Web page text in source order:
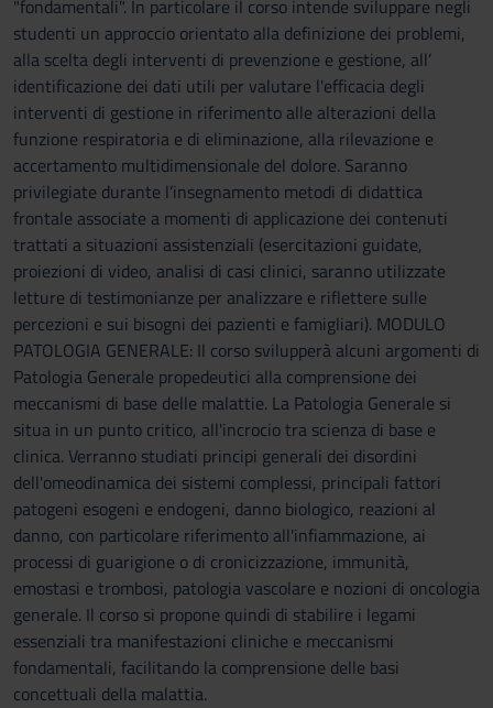
"fondamentali". In particolare il corso intende sviluppare negli
studenti un approccio orientato alla definizione dei problemi,
alla scelta degli interventi di prevenzione e gestione, all’
identificazione dei dati utili per valutare l'efficacia degli
interventi di gestione in riferimento alle alterazioni della
funzione respiratoria e di eliminazione, alla rilevazione e
accertamento multidimensionale del dolore. Saranno
privilegiate durante l’insegnamento metodi di didattica
frontale associate a momenti di applicazione dei contenuti
trattati a situazioni assistenziali (esercitazioni guidate,
proiezioni di video, analisi di casi clinici, saranno utilizzate
letture di testimonianze per analizzare e riflettere sulle
percezioni e sui bisogni dei pazienti e famigliari). MODULO
PATOLOGIA GENERALE: Il corso svilupperà alcuni argomenti di
Patologia Generale propedeutici alla comprensione dei
meccanismi di base delle malattie. La Patologia Generale si
situa in un punto critico, all'incrocio tra scienza di base e
clinica. Verranno studiati principi generali dei disordini
dell'omeodinamica dei sistemi complessi, principali fattori
patogeni esogeni e endogeni, danno biologico, reazioni al
danno, con particolare riferimento all'infiammazione, ai
processi di guarigione o di cronicizzazione, immunità,
emostasi e trombosi, patologia vascolare e nozioni di oncologia
generale. Il corso si propone quindi di stabilire i legami
essenziali tra manifestazioni cliniche e meccanismi
fondamentali, facilitando la comprensione delle basi
concettuali della malattia.